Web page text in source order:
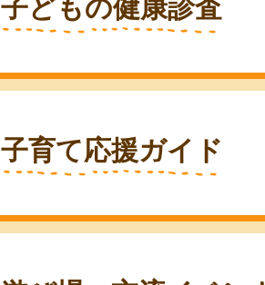
子育て応援ガイド